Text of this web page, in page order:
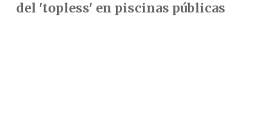
del 'topless' en piscinas públicas